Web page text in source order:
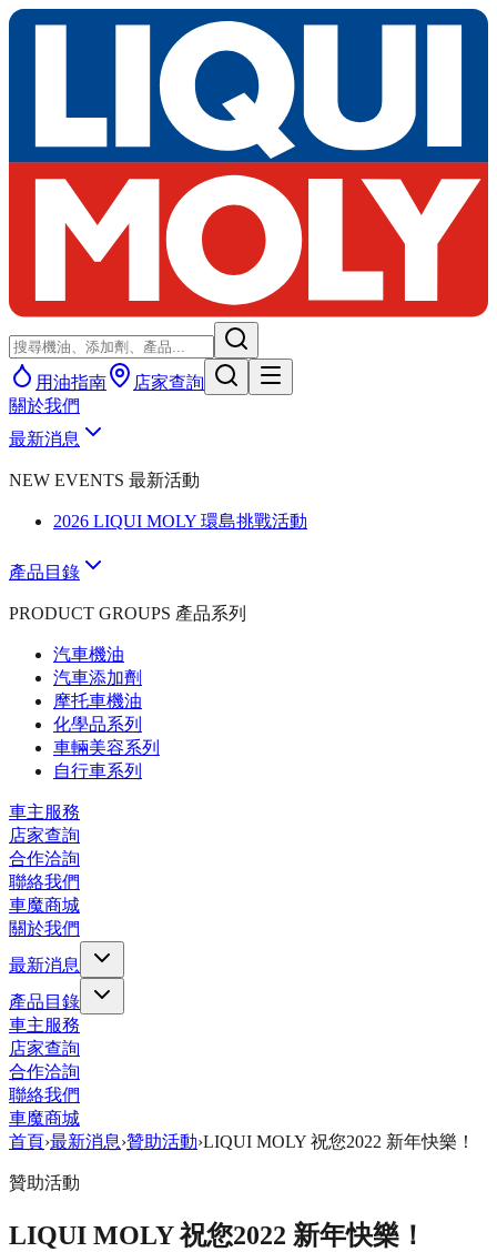
用油指南
店家查詢
關於我們
最新消息
NEW EVENTS 最新活動
2026 LIQUI MOLY 環島挑戰活動
產品目錄
PRODUCT GROUPS 產品系列
汽車機油
汽車添加劑
摩托車機油
化學品系列
車輛美容系列
自行車系列
車主服務
店家查詢
合作洽詢
聯絡我們
車魔商城
關於我們
最新消息
產品目錄
車主服務
店家查詢
合作洽詢
聯絡我們
車魔商城
首頁›最新消息›贊助活動›LIQUI MOLY 祝您2022 新年快樂！
贊助活動
LIQUI MOLY 祝您2022 新年快樂！